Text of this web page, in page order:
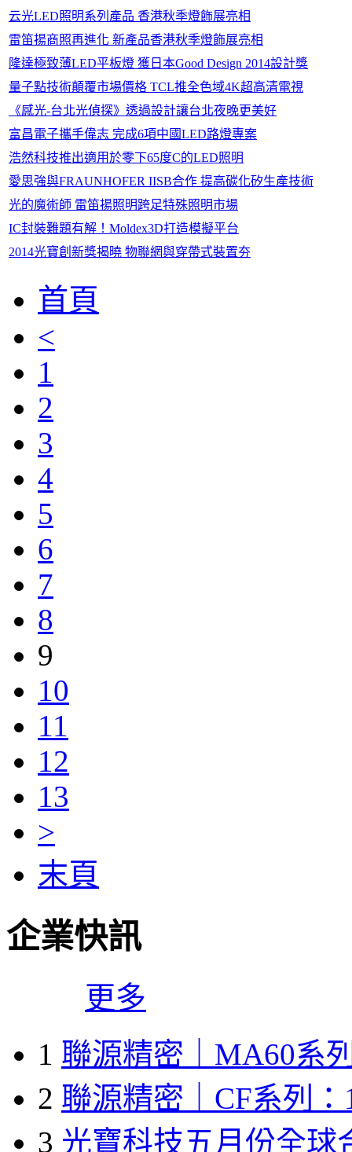
云光LED照明系列產品 香港秋季燈飾展亮相
雷笛揚商照再進化 新產品香港秋季燈飾展亮相
隆達極致薄LED平板燈 獲日本Good Design 2014設計獎
量子點技術顛覆市場價格 TCL推全色域4K超高清電視
《感光-台北光偵探》透過設計讓台北夜晚更美好
富昌電子攜手偉志 完成6項中國LED路燈專案
浩然科技推出適用於零下65度C的LED照明
愛思強與FRAUNHOFER IISB合作 提高碳化矽生產技術
光的魔術師 雷笛揚照明跨足特殊照明市場
IC封裝難題有解！Moldex3D打造模擬平台
2014光寶創新獎揭曉 物聯網與穿帶式裝置夯
首頁
<
1
2
3
4
5
6
7
8
9
10
11
12
13
>
末頁
企業快訊
更多
1 聯源精密｜MA60系
2 聯源精密｜CF系列：
3 光寶科技五月份全球